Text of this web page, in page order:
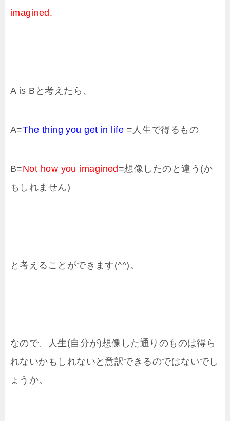
imagined.
A is Bと考えたら、
A=The thing you get in life =人生で得るもの
B=Not how you imagined =想像したのと違う(か
もしれません)
と考えることができます(^^)。
なので、人生(自分が)想像した通りのものは得ら
れないかもしれないと意訳できるのではないでし
ょうか。